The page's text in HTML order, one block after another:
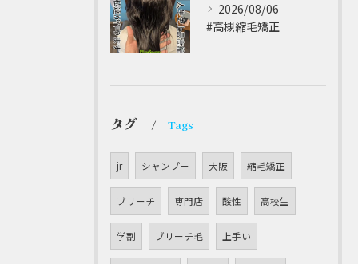
2026/08/06
#高槻縮毛矯正 ⁡
タグ Tags
jr シャンプー 大阪 縮毛矯正
ブリーチ 専門店 酸性 高校生
学割 ブリーチ毛 上手い